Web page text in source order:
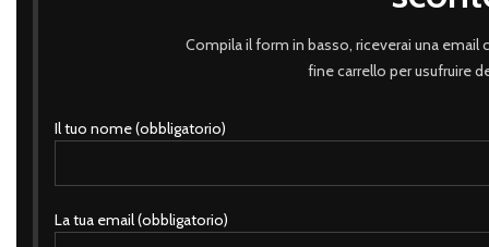
Compila il form in basso, riceverai una
fine carrello per usufruire
Il tuo nome (obbligatorio)
La tua email (obbligatorio)